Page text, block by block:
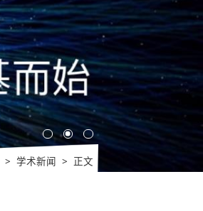
> 学术新闻 > 正文